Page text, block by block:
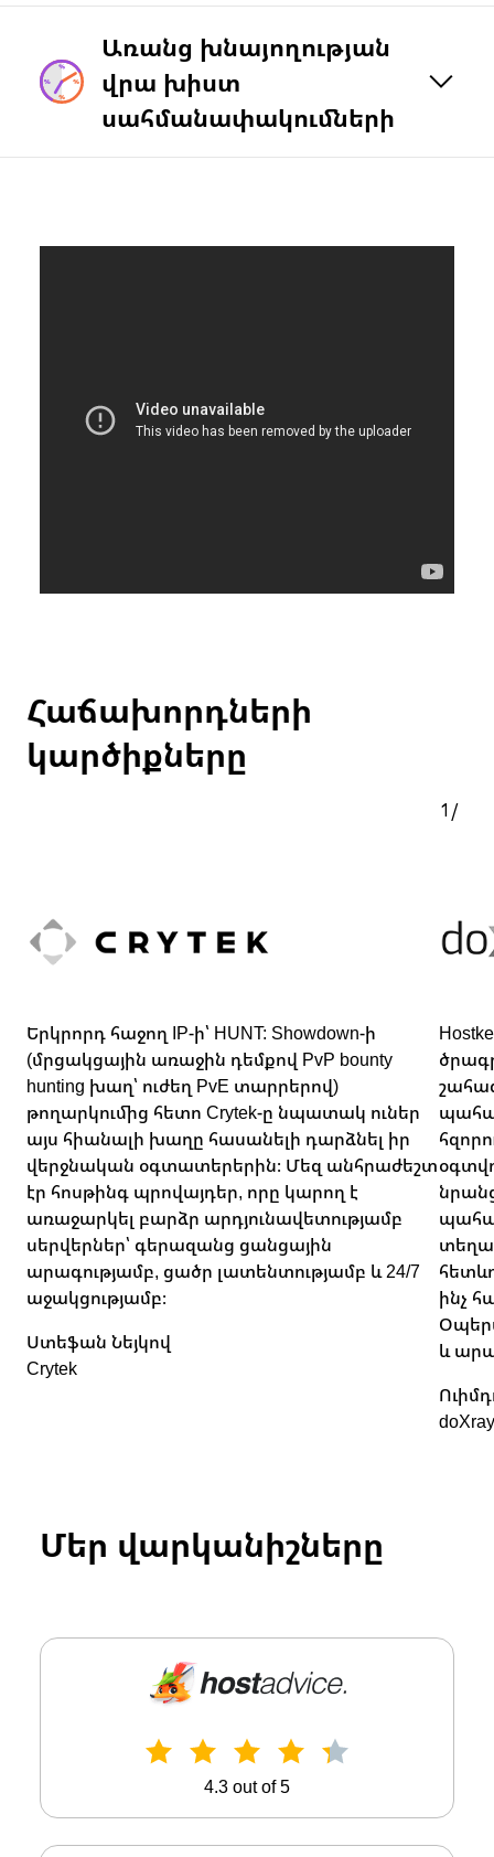
Առանց խնայողության
վրա խիստ
սահմանափակումների
Հաճախորդների
կարծիքները
Երկրորդ հաջող IP-ի՝ HUNT: Showdown-ի
(մրցակցային առաջին դեմքով PvP bounty
hunting խաղ՝ ուժեղ PvE տարրերով)
թողարկումից հետո Crytek-ը նպատակ ուներ
այս հիանալի խաղը հասանելի դարձնել իր
վերջնական օգտատերերին։ Մեզ անհրաժեշտ
էր հոսթինգ պրովայդեր, որը կարող է
առաջարկել բարձր արդյունավետությամբ
սերվերներ՝ գերազանց ցանցային
արագությամբ, ցածր լատենտությամբ և 24/7
աջակցությամբ։
Ստեֆան Նեյկով
Crytek
ինչ
և
doXray
1 /
Մեր վարկանիշները
4.3 out of 5